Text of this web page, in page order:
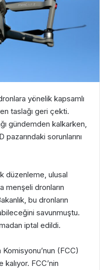
yönelik kapsamlı
taslağı geri çekti.
gündemden kalkarken,
sorunlarını
düzenleme, ulusal
menşeli dronların
bu dronların
savunmuştu.
iptal edildi.
(FCC)
kalıyor. FCC’nin